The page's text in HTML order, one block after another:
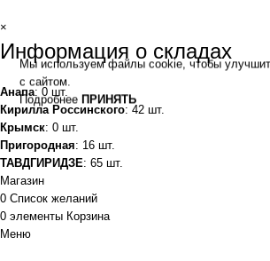
Мы используем файлы cookie, чтобы
с сайтом.
Подробнее ПРИНЯТЬ
×
Информация о складах
Анапа: 0 шт.
Кирилла Россинского: 42 шт.
Крымск: 0 шт.
Пригородная: 16 шт.
ТАВДГИРИДЗЕ: 65 шт.
Магазин
0 Список желаний
0 элементы Корзина
Меню